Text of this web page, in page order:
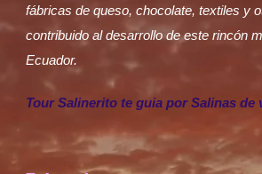
fábricas de queso, chocolate, textiles y
contribuido al desarrollo de este rincón
Ecuador.
Tour Salinerito te guia por Salinas de